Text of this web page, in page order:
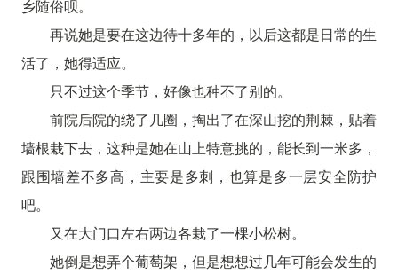
乡随俗呗。
再说她是要在这边待十多年的，以后这都是日常的生
活了，她得适应。
只不过这个季节，好像也种不了别的。
前院后院的绕了几圈，掏出了在深山挖的荆棘，贴着
墙根栽下去，这种是她在山上特意挑的，能长到一米多，
跟围墙差不多高，主要是多刺，也算是多一层安全防护
吧。
又在大门口左右两边各栽了一棵小松树。
她倒是想弄个葡萄架，但是想想过几年可能会发生的